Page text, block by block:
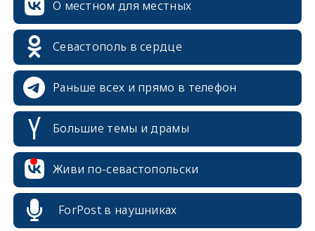
О местном для местных
Севастополь в сердце
Раньше всех и прямо в телефон
Большие темы и драмы
Живи по-севастопольски
ForPost в наушниках